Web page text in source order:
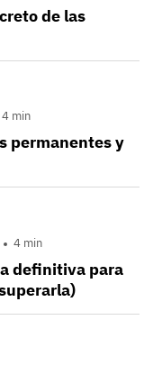
de las
4 min
permanentes y
4 min
definitiva para